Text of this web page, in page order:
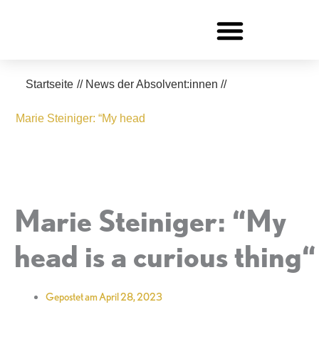
Startseite // News der Absolvent:innen //
Marie Steiniger: “My head
Marie Steiniger: “My
head is a curious thing“
Gepostet amApril 28, 2023